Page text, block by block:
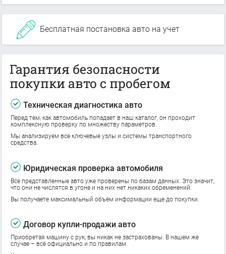
Бесплатная постановка авто на учет
Гарантия безопасности
покупки авто с пробегом
Техническая диагностика авто
Перед тем, как автомобиль попадает в наш каталог, он проходит
комплексную проверку по множеству параметров.
Мы анализируем все ключевые узлы и системы транспортного
средства.
Юридическая проверка автомобиля
Все представленные авто уже проверены по базам данных. Это значит,
что они не числятся в угоне и на них нет никаких обременений.
Вы получаете максимальный объём информации еще до покупки.
Договор купли-продажи авто
Приобретая машину с рук, вы никак не застрахованы. В нашем же
случае – всё официально и по правилам.